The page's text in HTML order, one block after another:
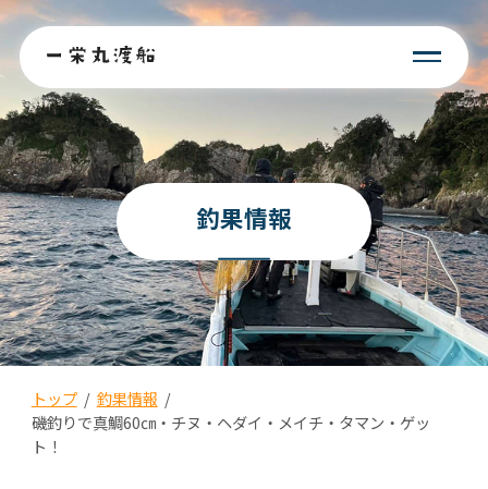
釣果情報
トップ/ 釣果情報 /
磯釣りで真鯛60㎝・チヌ・ヘダイ・メイチ・タマン・ゲッ
ト！